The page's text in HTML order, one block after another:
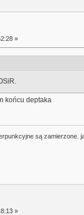
»
końcu deptaka
są zamierzone.
»